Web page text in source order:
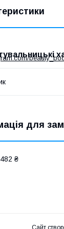
для
₴
Сайт